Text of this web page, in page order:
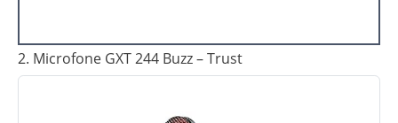
2. Microfone GXT 244 Buzz – Trust